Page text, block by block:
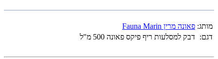
מותג: פאונה מרין Fauna Marin
דגם:
דבק למסלעות ריף פיקס פאונה 500 מ"ל